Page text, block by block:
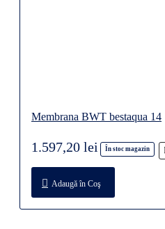
Membrana BWT bestaqua 14
În stoc magazin
1.597,20 lei
Adaugă în Coş